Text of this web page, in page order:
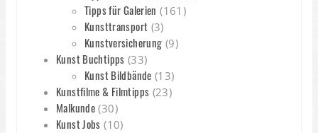
Tipps für Galerien (161)
Kunsttransport (3)
Kunstversicherung (9)
Kunst Buchtipps (33)
Kunst Bildbände (13)
Kunstfilme & Filmtipps (23)
Malkunde (30)
Kunst Jobs (10)